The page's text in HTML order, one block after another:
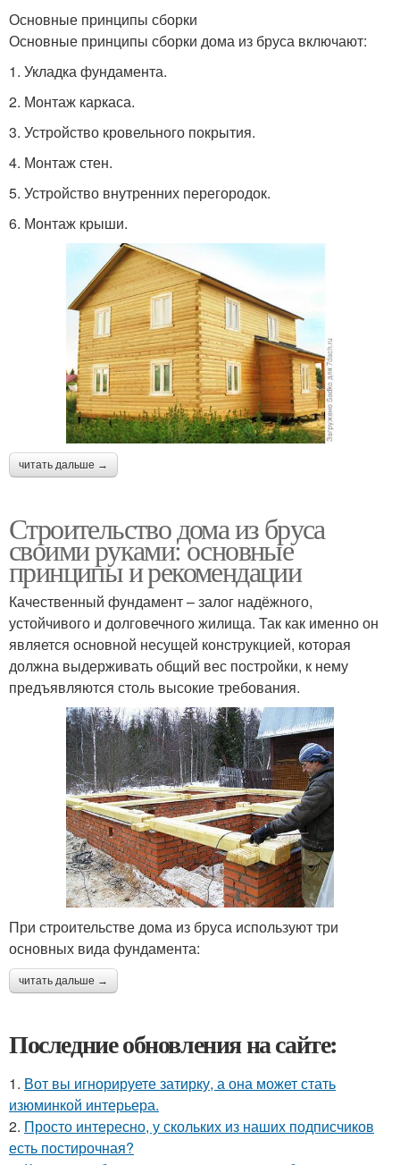
Основные принципы сборки
Основные принципы сборки дома из бруса включают:
1. Укладка фундамента.
2. Монтаж каркаса.
3. Устройство кровельного покрытия.
4. Монтаж стен.
5. Устройство внутренних перегородок.
6. Монтаж крыши.
читать дальше →
Строительство дома из бруса
своими руками: основные
принципы и рекомендации
Качественный фундамент – залог надёжного,
устойчивого и долговечного жилища. Так как именно он
является основной несущей конструкцией, которая
должна выдерживать общий вес постройки, к нему
предъявляются столь высокие требования.
При строительстве дома из бруса используют три
основных вида фундамента:
читать дальше →
Последние обновления на сайте:
1. Вот вы игнорируете затирку, а она может стать
изюминкой интерьера.
2. Просто интересно, у скольких из наших подписчиков
есть постирочная?